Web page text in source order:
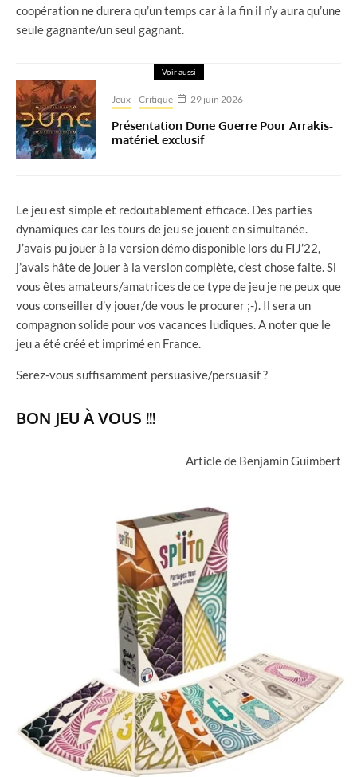
coopération ne durera qu’un temps car à la fin il n’y aura qu’une
seule gagnante/un seul gagnant.
Voir aussi
Jeux Critique 29 juin 2026
Présentation Dune Guerre Pour Arrakis-
matériel exclusif
Le jeu est simple et redoutablement efficace. Des parties
dynamiques car les tours de jeu se jouent en simultanée.
J’avais pu jouer à la version démo disponible lors du FIJ’22,
j’avais hâte de jouer à la version complète, c’est chose faite. Si
vous êtes amateurs/amatrices de ce type de jeu je ne peux que
vous conseiller d’y jouer/de vous le procurer ;-). Il sera un
compagnon solide pour vos vacances ludiques. A noter que le
jeu a été créé et imprimé en France.
Serez-vous suffisamment persuasive/persuasif ?
BON JEU À VOUS !!!
Article de Benjamin Guimbert